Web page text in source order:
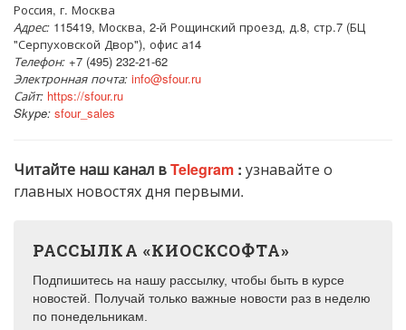
Россия, г. Москва
Адрес: 115419, Москва, 2-й Рощинский проезд, д.8, стр.7 (БЦ
"Серпуховской Двор"), офис а14
Телефон: +7 (495) 232-21-62
Электронная почта: info@sfour.ru
Сайт: https://sfour.ru
Skype: sfour_sales
Читайте наш канал вTelegram : узнавайте о
главных новостях дня первыми.
РАССЫЛКА «КИОСКСОФТА»
Подпишитесь на нашу рассылку, чтобы быть в курсе
новостей. Получай только важные новости раз в неделю
по понедельникам.